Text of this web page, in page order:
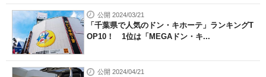
公開 2024/03/21
「千葉県で人気のドン・キホーテ」ランキングT
OP10！ 1位は「MEGAドン・キ...
公開 2024/04/21